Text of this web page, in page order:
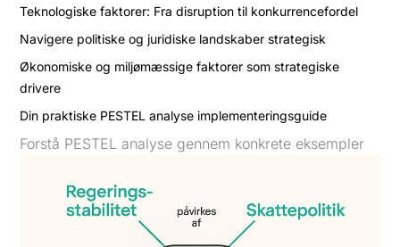
Teknologiske faktorer: Fra disruption til konkurrencefordel
Navigere politiske og juridiske landskaber strategisk
Økonomiske og miljømæssige faktorer som strategiske
drivere
Din praktiske PESTEL analyse implementeringsguide
Forstå PESTEL analyse gennem konkrete eksempler